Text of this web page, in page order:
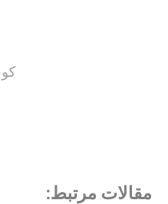
مقالات مرتبط: